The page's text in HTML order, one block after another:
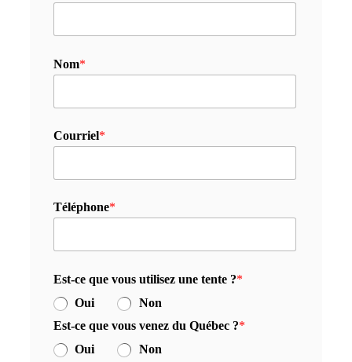
Nom*
Courriel*
Téléphone*
Est-ce que vous utilisez une tente ?*
Oui
Non
Est-ce que vous venez du Québec ?*
Oui
Non